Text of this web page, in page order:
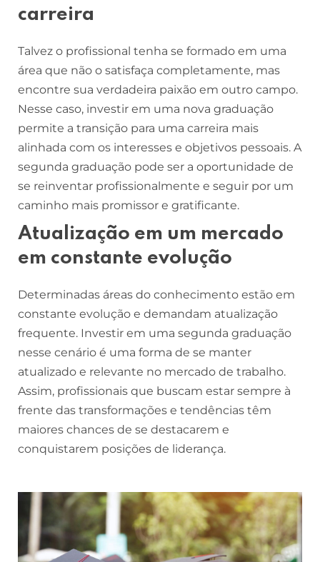
carreira
Talvez o profissional tenha se formado em uma
área que não o satisfaça completamente, mas
encontre sua verdadeira paixão em outro campo.
Nesse caso, investir em uma nova graduação
permite a transição para uma carreira mais
alinhada com os interesses e objetivos pessoais. A
segunda graduação pode ser a oportunidade de
se reinventar profissionalmente e seguir por um
caminho mais promissor e gratificante.
Atualização em um mercado
em constante evolução
Determinadas áreas do conhecimento estão em
constante evolução e demandam atualização
frequente. Investir em uma segunda graduação
nesse cenário é uma forma de se manter
atualizado e relevante no mercado de trabalho.
Assim, profissionais que buscam estar sempre à
frente das transformações e tendências têm
maiores chances de se destacarem e
conquistarem posições de liderança.